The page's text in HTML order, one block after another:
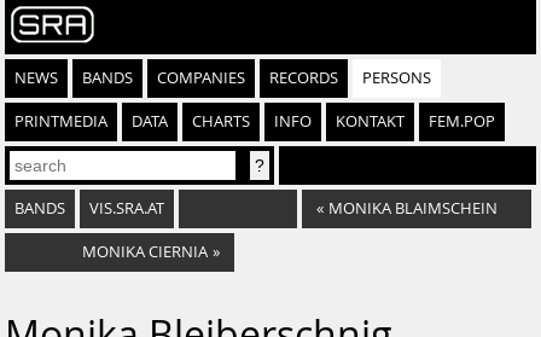
NEWS BANDS COMPANIES RECORDS PERSONS
PRINTMEDIA DATA CHARTS INFO KONTAKT FEM.POP
BANDS VIS.SRA.AT « MONIKA BLAIMSCHEIN
MONIKA CIERNIA »